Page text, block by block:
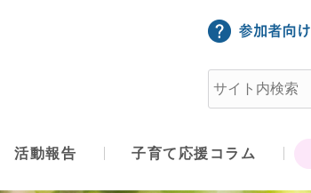
活動報告 子育て応援コラム